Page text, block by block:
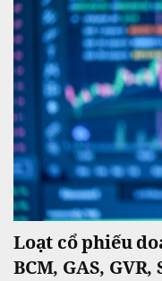
Loạt cổ phiếu
BCM, GAS,